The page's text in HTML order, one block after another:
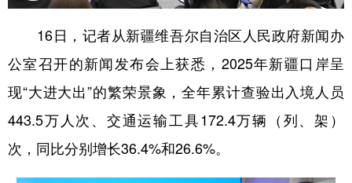
辽宁 吉林 上海 江苏
浙江 安徽 福建 江西
山东 河南 湖北 湖南
四川 贵州 云南
陕西 甘肃 青海 宁夏
16日，记者从新疆维吾尔自治区人民政府新闻办
公室召开的新闻发布会上获悉，2025年新疆口岸呈
现“大进大出”的繁荣景象，全年累计查验出入境人员
443.5万人次、交通运输工具172.4万辆（列、架）
次，同比分别增长36.4%和26.6%。